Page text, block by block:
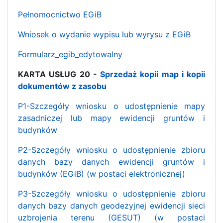
Pełnomocnictwo EGiB
Wniosek o wydanie wypisu lub wyrysu z EGiB
Formularz_egib_edytowalny
KARTA USŁUG 20 - Sprzedaż kopii map i kopii
dokumentów z zasobu
P1-Szczegóły wniosku o udostępnienie mapy
zasadniczej lub mapy ewidencji gruntów i
budynków
P2-Szczegóły wniosku o udostępnienie zbioru
danych bazy danych ewidencji gruntów i
budynków (EGiB) (w postaci elektronicznej)
P3-Szczegóły wniosku o udostępnienie zbioru
danych bazy danych geodezyjnej ewidencji sieci
uzbrojenia terenu (GESUT) (w postaci